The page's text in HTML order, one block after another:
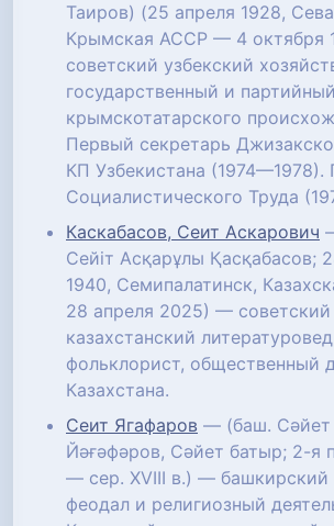
Таиров) (25 апреля 1928,
Крымская АССР — 4 октября
советский узбекский
государственный и
крымскотатарского
Первый секретарь
КП Узбекистана (1974—1978).
Социалистического Труда
Каскабасов, Сеит Аскарович
Сейіт Асқарұлы Қасқабасов;
1940, Семипалатинск,
28 апреля 2025) — советский
казахстанский
фольклорист, общественный
Казахстана.
Сеит Ягафаров — (баш. Сәйет
Йәғәфәров, Сәйет батыр; 2-я
— сер. XVIII в.) — башкирский
феодал и религиозный